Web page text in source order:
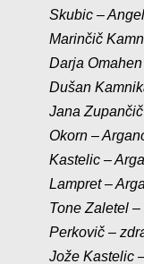
Skubic –
Marinčič
Darja
Dušan
Jana
Okorn –
Kastelic –
Lampret –
Tone Zaletel
Perkovič –
Jože Kastelic